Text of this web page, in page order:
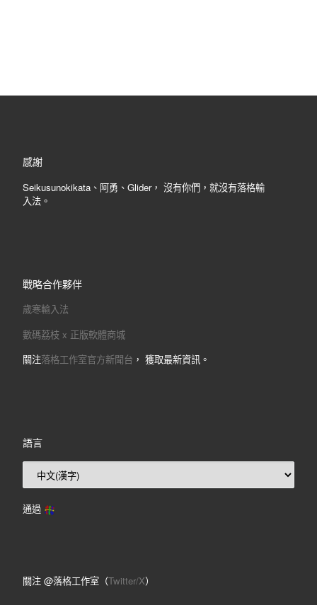
感謝
Seikusunokikata、阿勇、Glider， 沒有你們，就沒有落格輸
入法。
戰略合作夥伴
歲寒輸入法
數碼荔枝 x 正版軟體商城
關注落格工作室官方新聞台 ， 獲取最新資訊。
語言
通過
關注 @落格工作室（Twitter/X）